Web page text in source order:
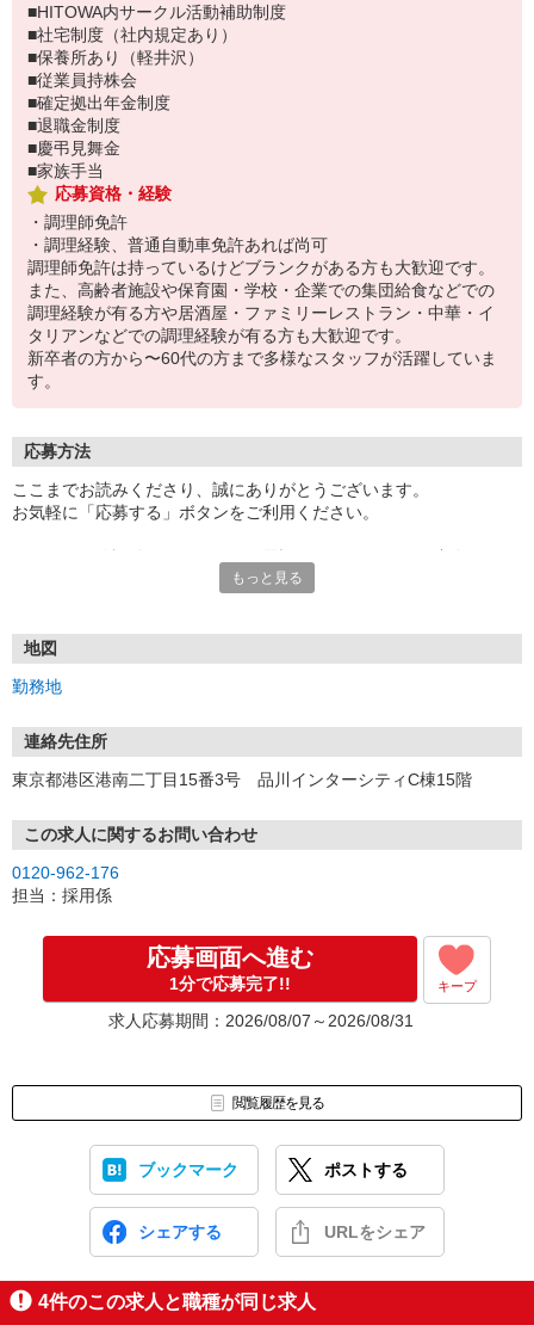
■HITOWA内サークル活動補助制度
■社宅制度（社内規定あり）
■保養所あり（軽井沢）
■従業員持株会
■確定拠出年金制度
■退職金制度
■慶弔見舞金
■家族手当
応募資格・経験
・調理師免許
・調理経験、普通自動車免許あれば尚可
調理師免許は持っているけどブランクがある方も大歓迎です。
また、高齢者施設や保育園・学校・企業での集団給食などでの
調理経験が有る方や居酒屋・ファミリーレストラン・中華・イ
タリアンなどでの調理経験が有る方も大歓迎です。
新卒者の方から〜60代の方まで多様なスタッフが活躍していま
す。
応募方法
ここまでお読みくださり、誠にありがとうございます。
お気軽に「応募する」ボタンをご利用ください。
お電話の際は「イーアイデムを見た」と伝えるとスムーズです。
もっと見る
地図
勤務地
連絡先住所
東京都港区港南二丁目15番3号 品川インターシティC棟15階
この求人に関するお問い合わせ
0120-962-176
担当：採用係
応募画面へ進む
1分で応募完了!! キープ
求人応募期間：2026/08/07～2026/08/31
閲覧履歴を見る
ブックマーク ポストする
シェアする URLをシェア
4件のこの求人と職種が同じ求人